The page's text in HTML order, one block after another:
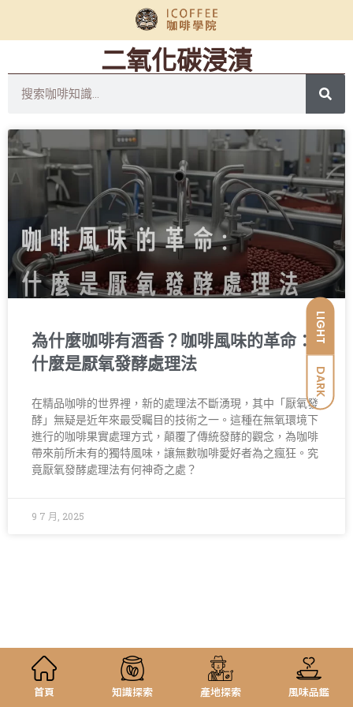
LIGHT
DARK
二氧化碳浸漬
為什麼咖啡有酒香？咖啡風味的革命：
什麼是厭氧發酵處理法
在精品咖啡的世界裡，新的處理法不斷湧現，其中「厭氧發
酵」無疑是近年來最受矚目的技術之一。這種在無氧環境下
進行的咖啡果實處理方式，顛覆了傳統發酵的觀念，為咖啡
帶來前所未有的獨特風味，讓無數咖啡愛好者為之瘋狂。究
竟厭氧發酵處理法有何神奇之處？
9 7 月, 2025
首頁 知識探索 產地探索 風味品鑑